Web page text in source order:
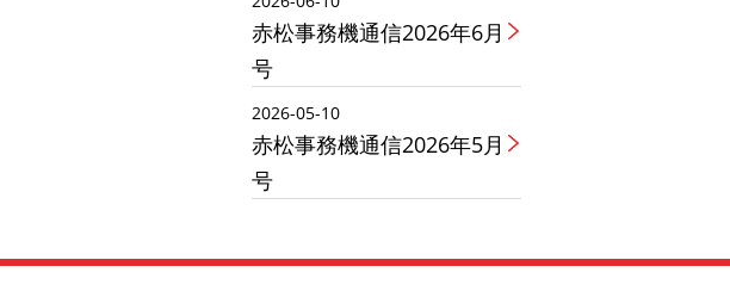
赤松事務機通信2026年6月
号
2026-05-10
赤松事務機通信2026年5月
号